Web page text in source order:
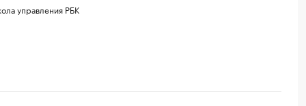
управления РБК